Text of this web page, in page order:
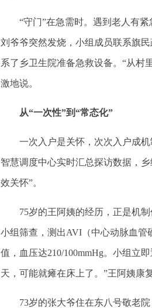
“守门”在急需时。遇到老人有紧
刘爷爷突然发烧，小组成员联系旗
系了乡卫生院准备急救设备。“从村
激地说。
从“一次性”到“常态化”
一次入户是关怀，次次入户成机
智慧调度中心实时汇总探访数据，
效关怀”。
75岁的王阿姨的经历，正是机制
小组筛查，测出AVI（中心动脉血管
值，血压达210/100mmHg。小组立
天，可能就瘫在床上了。”王阿姨康
73岁的张大爷住在东八号敬老院